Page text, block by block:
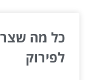
כל מה
לפירוק